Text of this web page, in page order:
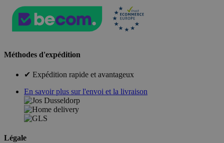
Méthodes d'expédition
✔ Expédition rapide et avantageux
En savoir plus sur l'envoi et la livraison
Légale